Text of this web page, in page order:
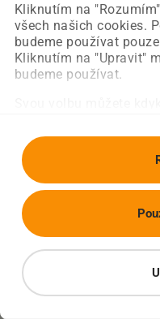
Kliknutím na
všech našich cookies.
budeme používat
Kliknutím na "Upravit"
budeme používat.
Obnovit stránku